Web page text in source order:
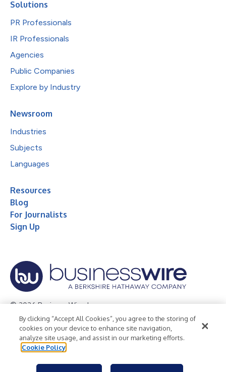
Solutions
PR Professionals
IR Professionals
Agencies
Public Companies
Explore by Industry
Newsroom
Industries
Subjects
Languages
Resources
Blog
For Journalists
Sign Up
© 2026 Business Wire, Inc.
Privacy Policy Cookie Policy
Accessibility Statement
Terms of Use
Legal
By clicking “Accept All Cookies”, you agree to the storing of
cookies on your device to enhance site navigation,
analyze site usage, and assist in our marketing efforts.
Cookie Policy